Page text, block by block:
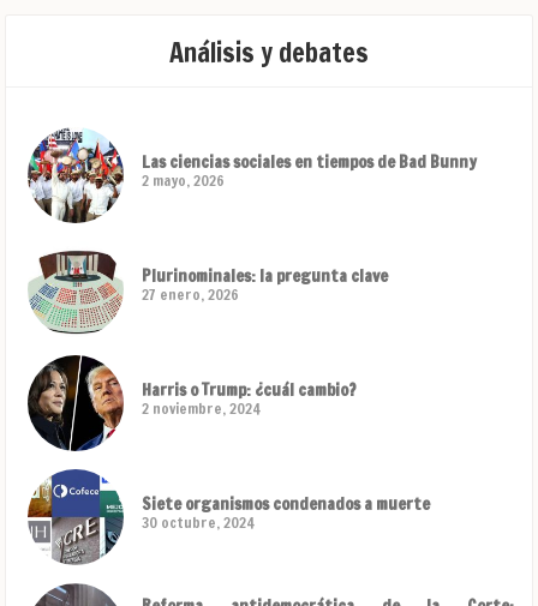
Análisis y debates
Las ciencias sociales en tiempos de Bad Bunny
2 mayo, 2026
Plurinominales: la pregunta clave
27 enero, 2026
Harris o Trump: ¿cuál cambio?
2 noviembre, 2024
Siete organismos condenados a muerte
30 octubre, 2024